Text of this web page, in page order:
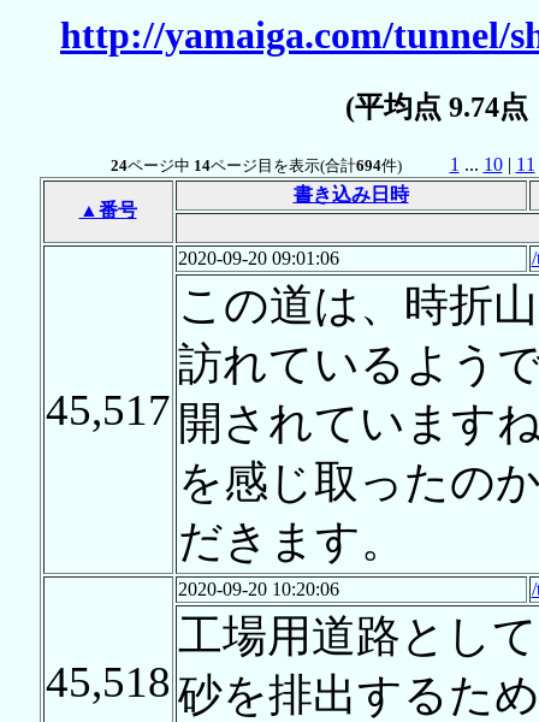
http://yamaiga.com/tunnel/
(平均点 9.74
24ページ中 14ページ目を表示(合計694件) 1 ... 10| 11
▲番号
書き込み日時
45,517
2020-09-20 09:01:06
この道は、時折
訪れているよう
開されています
を感じ取ったの
だきます。
45,518
2020-09-20 10:20:06
工場用道路とし
砂を排出するた